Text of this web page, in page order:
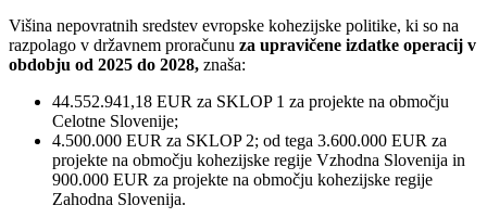
Višina nepovratnih sredstev evropske kohezijske politike, ki so na
razpolago v državnem proračunu za upravičene izdatke operacij v
obdobju od 2025 do 2028, znaša:
44.552.941,18 EUR za SKLOP 1 za projekte na območju
Celotne Slovenije;
4.500.000 EUR za SKLOP 2; od tega 3.600.000 EUR za
projekte na območju kohezijske regije Vzhodna Slovenija in
900.000 EUR za projekte na območju kohezijske regije
Zahodna Slovenija.